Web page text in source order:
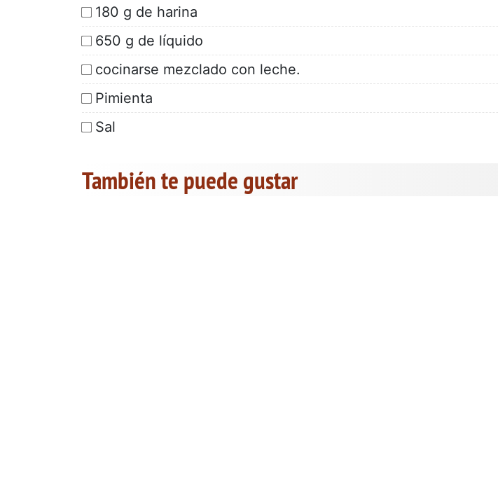
180 g de harina
650 g de líquido
cocinarse mezclado con leche.
Pimienta
Sal
También te puede gustar